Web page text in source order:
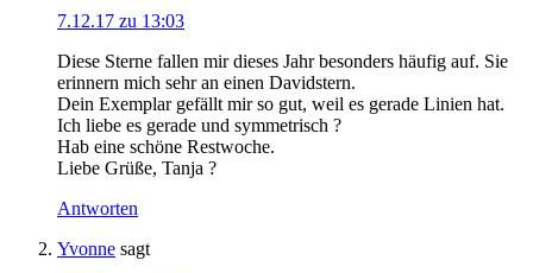
7.12.17 zu 13:03
Diese Sterne fallen mir dieses Jahr besonders häufig auf. Sie
erinnern mich sehr an einen Davidstern.
Dein Exemplar gefällt mir so gut, weil es gerade Linien hat.
Ich liebe es gerade und symmetrisch ?
Hab eine schöne Restwoche.
Liebe Grüße, Tanja ?
Antworten
Yvonne sagt